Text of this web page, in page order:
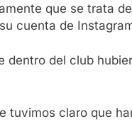
que se trata
cuenta de
dentro del club
tuvimos claro que